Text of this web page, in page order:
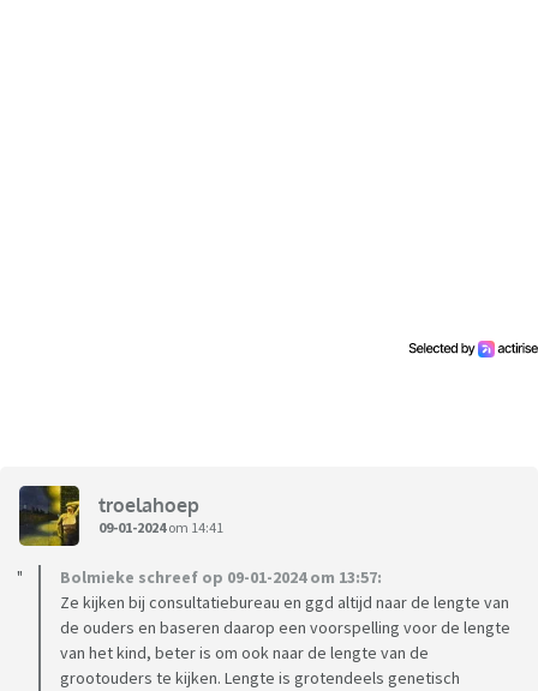
troelahoep
09-01-2024om 14:41
Bolmieke schreef op 09-01-2024 om 13:57:
Ze kijken bij consultatiebureau en ggd altijd naar de lengte van
de ouders en baseren daarop een voorspelling voor de lengte
van het kind, beter is om ook naar de lengte van de
grootouders te kijken. Lengte is grotendeels genetisch